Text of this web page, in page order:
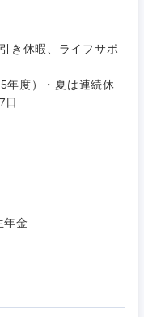
き休暇、ライフサポ
年度）・夏は連続休
日
年金